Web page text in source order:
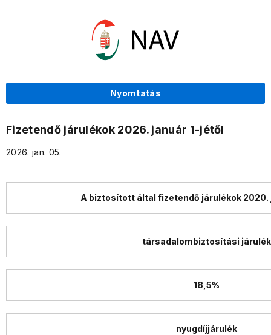
Nyomtatás
Fizetendő járulékok 2026. január 1-jétől
2026. jan. 05.
A biztosított által fizetendő járulékok 2020.
társadalombiztosítási járulék
18,5%
nyugdíjjárulék